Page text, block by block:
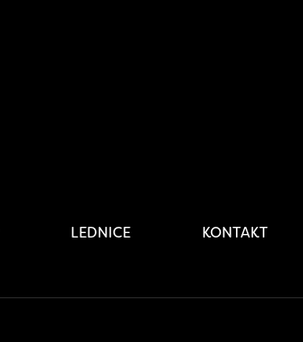
LEDNICE KONTAKT